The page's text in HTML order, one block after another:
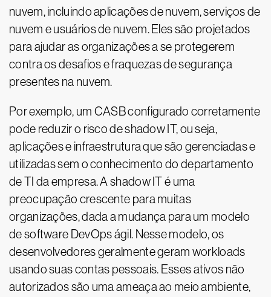
nuvem, incluindo aplicações de nuvem, serviços de
nuvem e usuários de nuvem. Eles são projetados
para ajudar as organizações a se protegerem
contra os desafios e fraquezas de segurança
presentes na nuvem.
Por exemplo, um CASB configurado corretamente
pode reduzir o risco de shadow IT, ou seja,
aplicações e infraestrutura que são gerenciadas e
utilizadas sem o conhecimento do departamento
de TI da empresa. A shadow IT é uma
preocupação crescente para muitas
organizações, dada a mudança para um modelo
de software DevOps ágil. Nesse modelo, os
desenvolvedores geralmente geram workloads
usando suas contas pessoais. Esses ativos não
autorizados são uma ameaça ao meio ambiente,